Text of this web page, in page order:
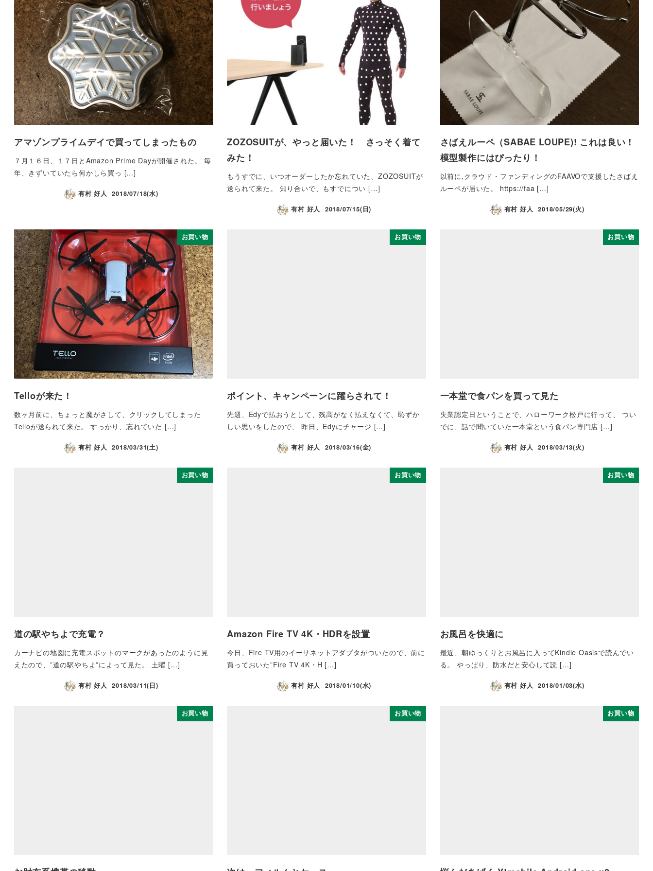
アマゾンプライムデイで買ってしまったもの
７月１６日、１７日とAmazon Prime Dayが開催された。 毎
年、きずいていたら何かしら買っ […]
有村 好人 2018/07/18(水)
ZOZOSUITが、やっと届いた！ さっそく着て
みた！
もうすでに、いつオーダーしたか忘れていた、ZOZOSUITが
送られて来た。 知り合いで、もすでについ […]
有村 好人 2018/07/15(日)
さばえルーペ（SABAE LOUPE)! これは良い！
模型製作にはぴったり！
以前に,クラウド・ファンディングのFAAVOで支援したさばえ
ルーペが届いた。 https://faa […]
有村 好人 2018/05/29(火)
お買い物
Telloが来た！
数ヶ月前に、ちょっと魔がさして、クリックしてしまった
Telloが送られて来た。 すっかり、忘れていた […]
有村 好人 2018/03/31(土)
お買い物
ポイント、キャンペーンに躍らされて！
先週、Edyで払おうとして、残高がなく払えなくて、恥ずか
しい思いをしたので、 昨日、Edyにチャージ […]
有村 好人 2018/03/16(金)
お買い物
一本堂で食パンを買って見た
失業認定日ということで、ハローワーク松戸に行って、 つい
でに、話で聞いていた一本堂という食パン専門店 […]
有村 好人 2018/03/13(火)
お買い物
道の駅やちよで充電？
カーナビの地図に充電スポットのマークがあったのように見
えたので、”道の駅やちよ”によって見た。 土曜 […]
有村 好人 2018/03/11(日)
お買い物
Amazon Fire TV 4K・HDRを設置
今日、Fire TV用のイーサネットアダプタがついたので、前に
買っておいた”Fire TV 4K・H […]
有村 好人 2018/01/10(水)
お買い物
お風呂を快適に
最近、朝ゆっくりとお風呂に入ってKindle Oasisで読んでい
る。 やっぱり、防水だと安心して読 […]
有村 好人 2018/01/03(水)
お買い物 お買い物 お買い物